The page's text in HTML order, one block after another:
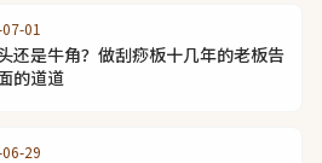
01
还是牛角？做刮痧板十几年的老板告
的道道
29